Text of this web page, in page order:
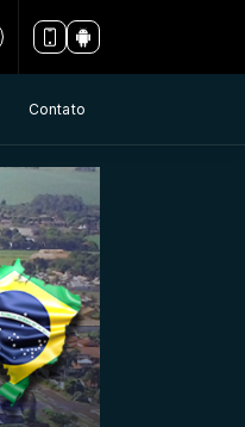
Contato